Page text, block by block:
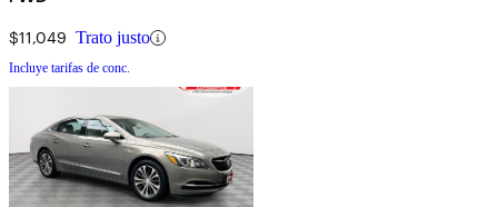
$11,049 Trato justo
Incluye tarifas de conc.